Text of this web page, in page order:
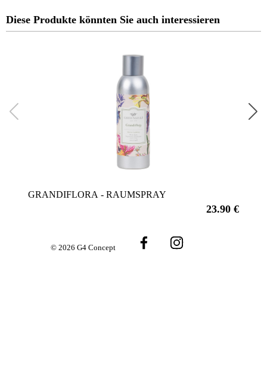
Diese Produkte könnten Sie auch interessieren
GRANDIFLORA - RAUMSPRAY
23.90 €
© 2026 G4 Concept